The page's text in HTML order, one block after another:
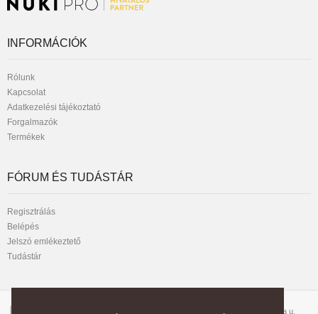
INFORMÁCIÓK
Rólunk
Kapcsolat
Adatkezelési tájékoztató
Forgalmazók
Termékek
FÓRUM ÉS TUDÁSTÁR
Regisztrálás
Belépés
Jelszó emlékeztető
Tudástár
1042 Budapest, József Attila u.